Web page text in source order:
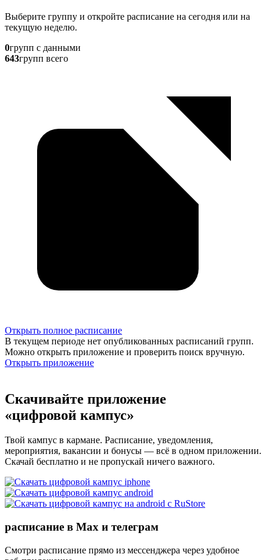
Выберите группу и откройте расписание на сегодня или на
текущую неделю.
0групп с данными
643групп всего
Открыть полное расписание
В текущем периоде нет опубликованных расписаний групп.
Можно открыть приложение и проверить поиск вручную.
Открыть приложение
Скачивайте приложение
«цифровой кампус»
Твой кампус в кармане. Расписание, уведомления,
мероприятия, вакансии и бонусы — всё в одном приложении.
Скачай бесплатно и не пропускай ничего важного.
расписание в Max и телеграм
Смотри расписание прямо из мессенджера через удобное